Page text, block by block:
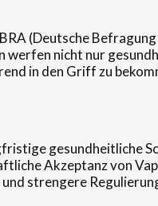
(Deutsche
nicht nur
in den Griff zu
gesundheitliche
Akzeptanz von
strengere